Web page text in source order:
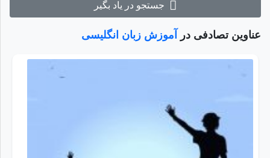
جستجو در یاد بگیر
عناوین تصادفی در آموزش زبان انگلیسی